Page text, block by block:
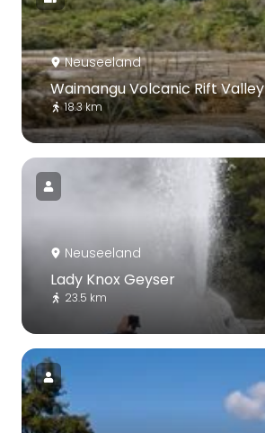
Neuseeland
Waimangu Volcanic Rift Valley
18.3 km
Neuseeland
Lady Knox Geyser
23.5 km